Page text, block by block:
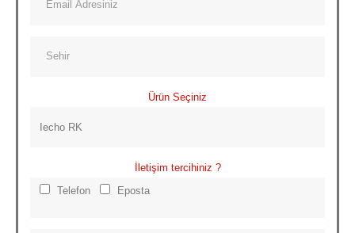
Ürün Seçiniz
İletişim tercihiniz ?
Telefon Eposta